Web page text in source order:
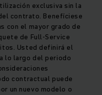
exclusiva sin la
contrato. Benefíciese
con el mayor grado de
de Full-Service
Usted definirá el
lo largo del periodo
contractual puede
un nuevo modelo o